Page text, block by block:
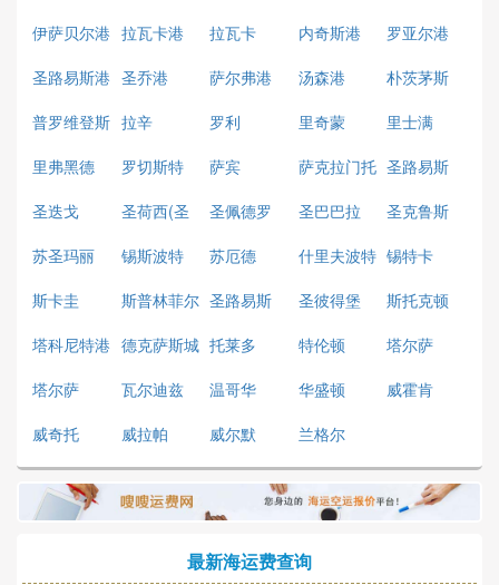
港
伊萨贝尔港 拉瓦卡港 拉瓦卡 内奇斯港
罗亚尔港
圣路易斯港 圣乔港 萨尔弗港 汤森港
朴茨茅斯
普罗维登斯 拉辛 罗利 里奇蒙
里士满
里弗黑德
罗切斯特 萨宾 萨克拉门托 圣路易斯
圣迭戈
圣荷西(圣
何塞)
圣佩德罗 圣巴巴拉
圣克鲁斯
苏圣玛丽
锡斯波特 苏厄德 什里夫波特 锡特卡
斯卡圭
斯普林菲尔 圣路易斯 圣彼得堡
斯托克顿
塔科尼特港 德克萨斯城 托莱多 特伦顿
塔尔萨
塔尔萨
瓦尔迪兹 温哥华 华盛顿
威霍肯
威奇托
威拉帕 威尔默 兰格尔
最新海运费查询